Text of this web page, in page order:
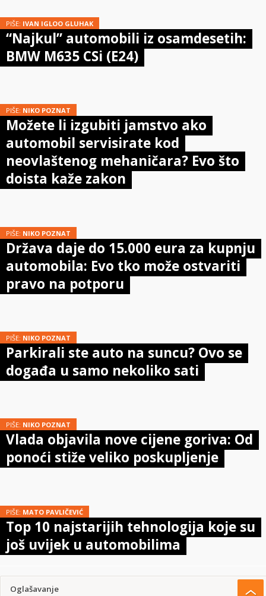
PIŠE: IVAN IGLOO GLUHAK
“Najkul” automobili iz osamdesetih:
BMW M635 CSi (E24)
PIŠE: NIKO POZNAT
Možete li izgubiti jamstvo ako
automobil servisirate kod
neovlaštenog mehaničara? Evo što
doista kaže zakon
PIŠE: NIKO POZNAT
Država daje do 15.000 eura za kupnju
automobila: Evo tko može ostvariti
pravo na potporu
PIŠE: NIKO POZNAT
Parkirali ste auto na suncu? Ovo se
događa u samo nekoliko sati
PIŠE: NIKO POZNAT
Vlada objavila nove cijene goriva: Od
ponoći stiže veliko poskupljenje
PIŠE: MATO PAVLIČEVIĆ
Top 10 najstarijih tehnologija koje su
još uvijek u automobilima
Oglašavanje